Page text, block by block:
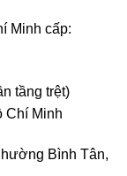
Minh cấp:
tầng trệt)
Chí Minh
Bình Tân,